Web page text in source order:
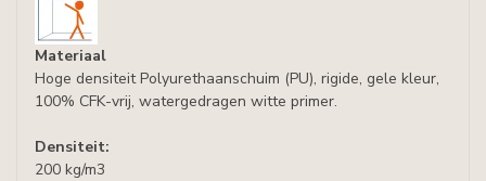
Materiaal
Hoge densiteit Polyurethaanschuim (PU), rigide, gele kleur,
100% CFK-vrij, watergedragen witte primer.
Densiteit:
200 kg/m3